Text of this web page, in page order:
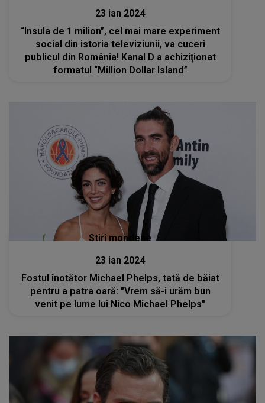
23 ian 2024
“Insula de 1 milion”, cel mai mare experiment
social din istoria televiziunii, va cuceri
publicul din România! Kanal D a achiziţionat
formatul “Million Dollar Island”
Stiri mondene
23 ian 2024
Fostul înotător Michael Phelps, tată de băiat
pentru a patra oară: "Vrem să-i urăm bun
venit pe lume lui Nico Michael Phelps"